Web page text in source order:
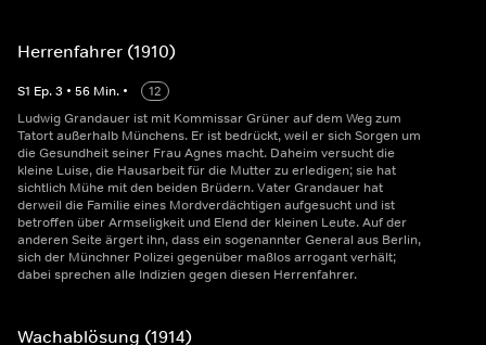
Herrenfahrer (1910)
S1 Ep.3 • 56 Min. •
12
Ludwig Grandauer ist mit Kommissar Grüner auf dem Weg zum
Tatort außerhalb Münchens. Er ist bedrückt, weil er sich Sorgen um
die Gesundheit seiner Frau Agnes macht. Daheim versucht die
kleine Luise, die Hausarbeit für die Mutter zu erledigen; sie hat
sichtlich Mühe mit den beiden Brüdern. Vater Grandauer hat
derweil die Familie eines Mordverdächtigen aufgesucht und ist
betroffen über Armseligkeit und Elend der kleinen Leute. Auf der
anderen Seite ärgert ihn, dass ein sogenannter General aus Berlin,
sich der Münchner Polizei gegenüber maßlos arrogant verhält;
dabei sprechen alle Indizien gegen diesen Herrenfahrer.
Wachablösung (1914)